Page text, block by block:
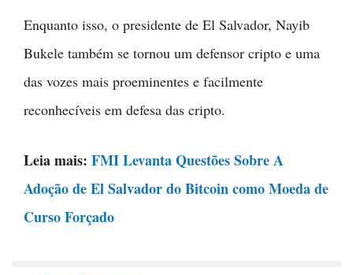
Enquanto isso, o presidente de El Salvador, Nayib
Bukele também se tornou um defensor cripto e uma
das vozes mais proeminentes e facilmente
reconhecíveis em defesa das cripto.
Leia mais: FMI Levanta Questões Sobre A
Adoção de El Salvador do Bitcoin como Moeda de
Curso Forçado